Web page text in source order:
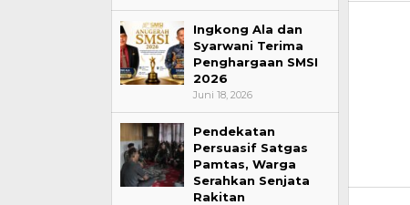
Ingkong Ala dan
Syarwani Terima
Penghargaan SMSI
2026
Juni 18, 2026
Pendekatan
Persuasif Satgas
Pamtas, Warga
Serahkan Senjata
Rakitan